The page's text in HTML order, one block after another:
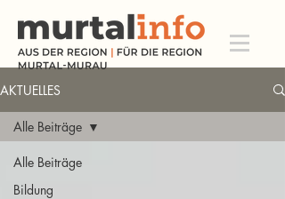
AKTUELLES
Alle Beiträge
Bildung
Alle Beiträge